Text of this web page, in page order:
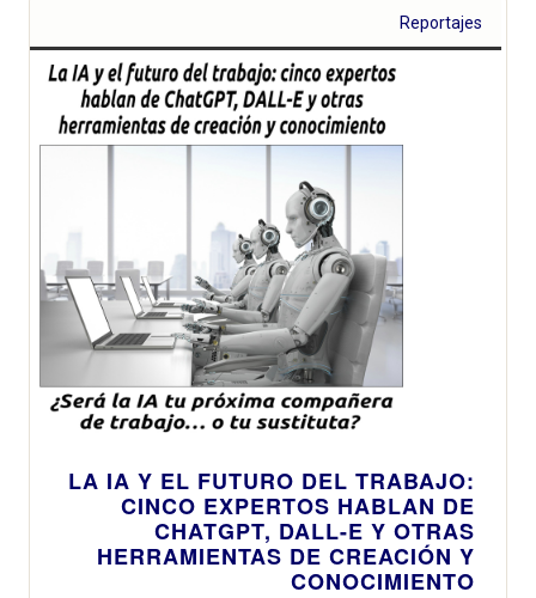
Reportajes
LA IA Y EL FUTURO DEL TRABAJO:
CINCO EXPERTOS HABLAN DE
CHATGPT, DALL-E Y OTRAS
HERRAMIENTAS DE CREACIÓN Y
CONOCIMIENTO